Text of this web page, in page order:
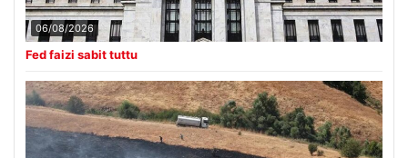
06/08/2026
Fed faizi sabit tuttu